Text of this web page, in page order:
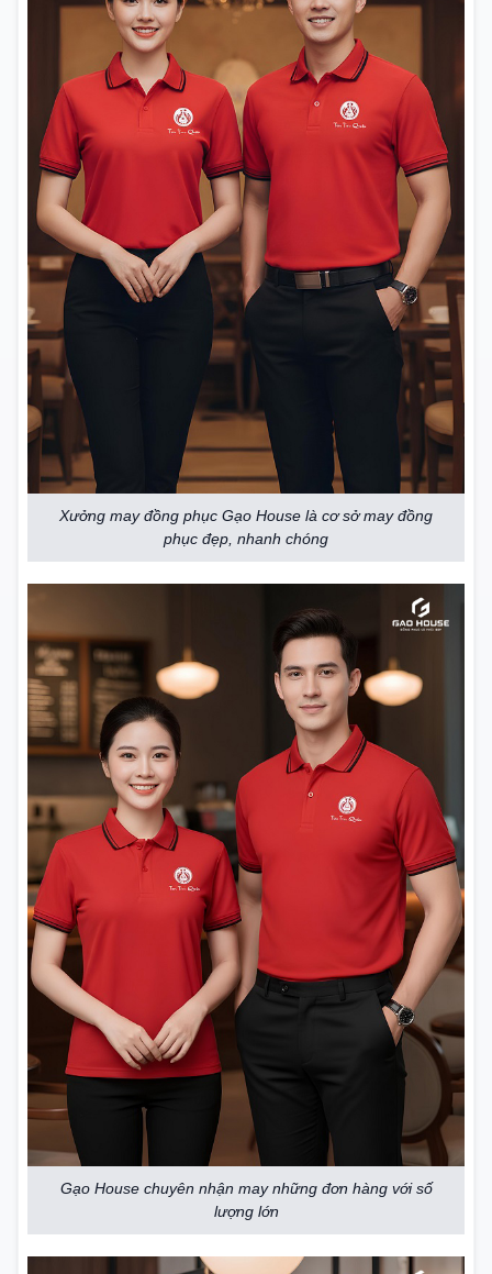
Xưởng may đồng phục Gạo House là cơ sở may đồng
phục đẹp, nhanh chóng
Gạo House chuyên nhận may những đơn hàng với số
lượng lớn